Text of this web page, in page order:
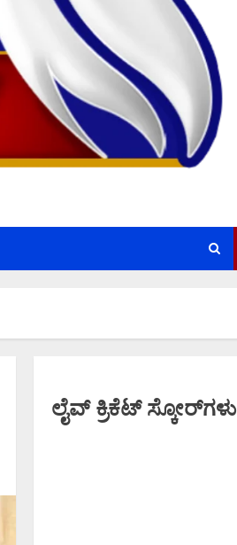
ಲೈವ್ ಕ್ರಿಕೆಟ್ ಸ್ಕೋರ್‌ಗಳು